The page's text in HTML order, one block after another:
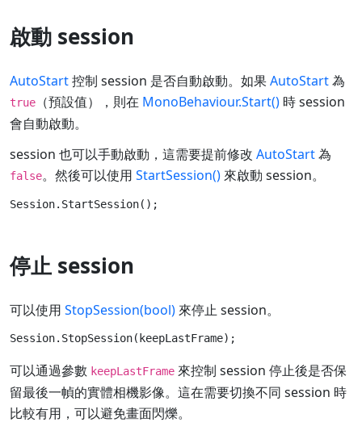
啟動 session
AutoStart控制 session 是否自動啟動。如果AutoStart為
true （預設值），則在 MonoBehaviour.Start() 時 session
會自動啟動。
session 也可以手動啟動，這需要提前修改 AutoStart為
false。然後可以使用 StartSession() 來啟動 session。
停止 session
可以使用 StopSession(bool) 來停止 session。
可以通過參數 keepLastFrame 來控制 session 停止後是否保
留最後一幀的實體相機影像。這在需要切換不同 session 時
比較有用，可以避免畫面閃爍。